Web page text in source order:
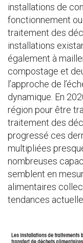
installations de
fonctionnement
traitement des
installations
également à
compostage et
l’approche de
dynamique. En
région pour être
traitement des
progressé ces
multipliées
nombreuses
semblent en
alimentaires
tendances